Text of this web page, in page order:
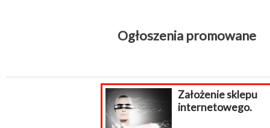
Ogłoszenia promowane
Założenie sklepu
internetowego.